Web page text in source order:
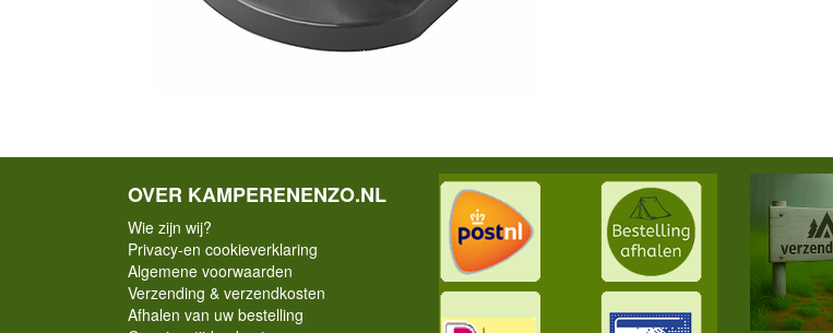
OVER KAMPERENENZO.NL
Wie zijn wij?
Privacy-en cookieverklaring
Algemene voorwaarden
Verzending & verzendkosten
Afhalen van uw bestelling